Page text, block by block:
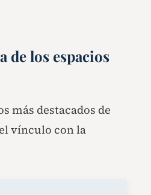
de los espacios
más destacados de
vínculo con la